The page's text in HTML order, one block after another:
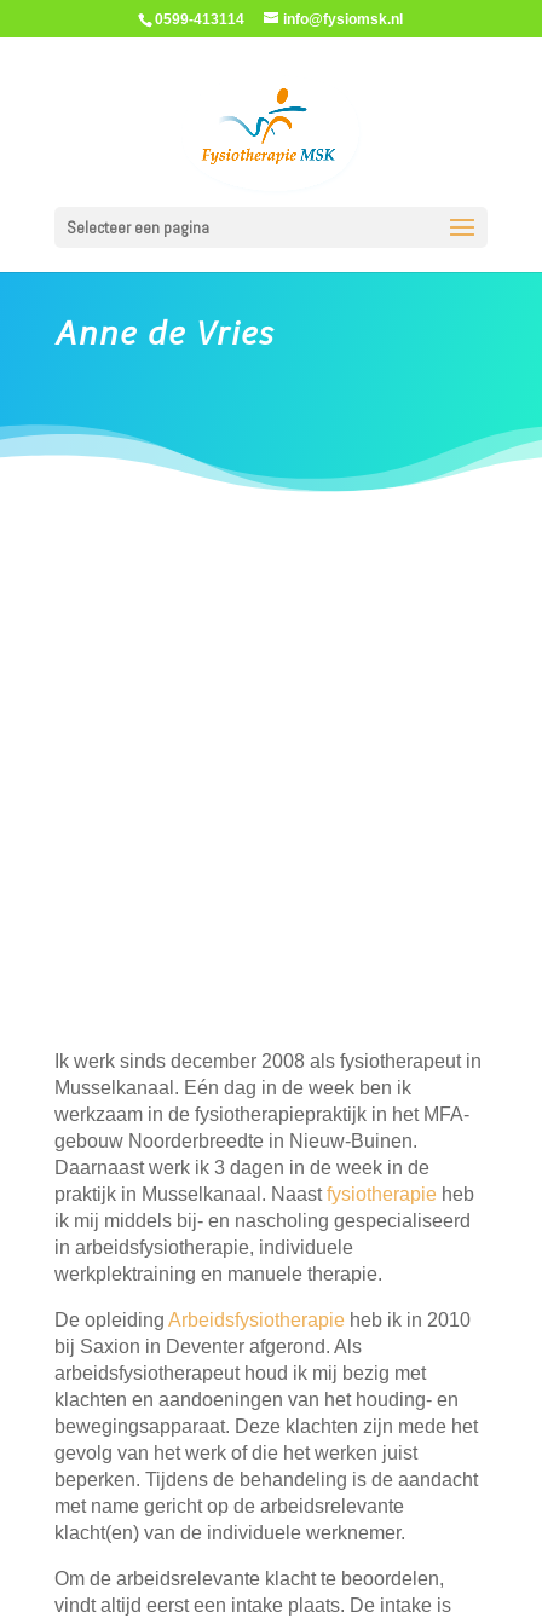
0599-413114 info@fysiomsk.nl
Selecteer een pagina
Anne de Vries
Ik werk sinds december 2008 als fysiotherapeut in
Musselkanaal. Eén dag in de week ben ik
werkzaam in de fysiotherapiepraktijk in het MFA-
gebouw Noorderbreedte in Nieuw-Buinen.
Daarnaast werk ik 3 dagen in de week in de
praktijk in Musselkanaal. Naastfysiotherapieheb
ik mij middels bij- en nascholing gespecialiseerd
in arbeidsfysiotherapie, individuele
werkplektraining en manuele therapie.
De opleiding Arbeidsfysiotherapieheb ik in 2010
bij Saxion in Deventer afgerond. Als
arbeidsfysiotherapeut houd ik mij bezig met
klachten en aandoeningen van het houding- en
bewegingsapparaat. Deze klachten zijn mede het
gevolg van het werk of die het werken juist
beperken. Tijdens de behandeling is de aandacht
met name gericht op de arbeidsrelevante
klacht(en) van de individuele werknemer.
Om de arbeidsrelevante klacht te beoordelen,
vindt altijd eerst een intake plaats. De intake is